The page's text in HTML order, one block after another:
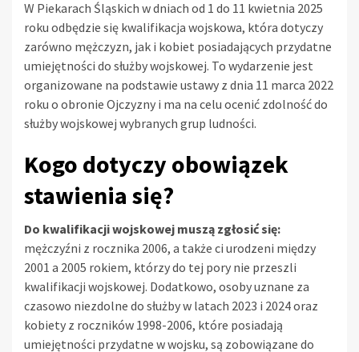
W Piekarach Śląskich w dniach od 1 do 11 kwietnia 2025
roku odbędzie się kwalifikacja wojskowa, która dotyczy
zarówno mężczyzn, jak i kobiet posiadających przydatne
umiejętności do służby wojskowej. To wydarzenie jest
organizowane na podstawie ustawy z dnia 11 marca 2022
roku o obronie Ojczyzny i ma na celu ocenić zdolność do
służby wojskowej wybranych grup ludności.
Kogo dotyczy obowiązek
stawienia się?
Do kwalifikacji wojskowej muszą zgłosić się:
mężczyźni z rocznika 2006, a także ci urodzeni między
2001 a 2005 rokiem, którzy do tej pory nie przeszli
kwalifikacji wojskowej. Dodatkowo, osoby uznane za
czasowo niezdolne do służby w latach 2023 i 2024 oraz
kobiety z roczników 1998-2006, które posiadają
umiejętności przydatne w wojsku, są zobowiązane do